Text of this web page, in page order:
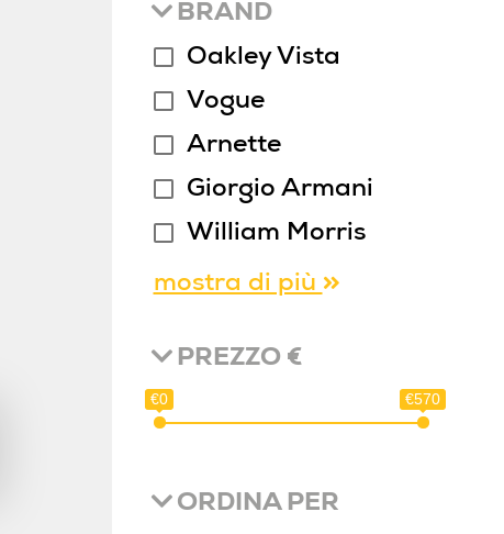
BRAND
Oakley Vista
Vogue
Arnette
Giorgio Armani
William Morris
mostra di più
PREZZO €
€0 €570
ORDINA PER